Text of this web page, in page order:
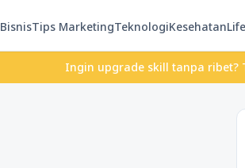
BisnisTips MarketingTeknologiKesehatan
Ingin upgrade skill tanpa ribet?